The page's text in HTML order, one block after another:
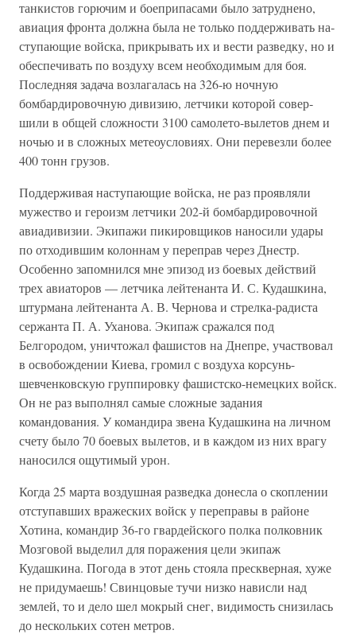
танкистов горючим и боеприпасами было за­труднено,
авиация фронта должна была не только поддерживать на­
ступающие войска, прикрывать их и вести разведку, но и
обеспечивать по воздуху всем необходимым для боя.
Последняя задача возлагалась на 326-ю ночную
бомбардировочную дивизию, летчики которой совер­
шили в общей сложности 3100 самолето-вылетов днем и
ночью и в сложных метеоусловиях. Они перевезли более
400 тонн грузов.
Поддерживая наступающие войска, не раз проявляли
мужество и героизм летчики 202-й бомбардировочной
авиадивизии. Экипажи пикировщиков наносили удары
по отходившим колоннам у переправ через Днестр.
Особенно запомнился мне эпизод из боевых действий
трех авиаторов — летчика лейтенанта И. С. Кудашкина,
штурмана лейтенанта А. В. Чернова и стрелка-радиста
сержанта П. А. Уханова. Экипаж сражался под
Белгородом, уничтожал фашистов на Днепре, участвовал
в освобождении Киева, громил с воздуха корсунь-
шевченковскую группировку фашистско-немецких войск.
Он не раз выпол­нял самые сложные задания
командования. У командира звена Ку­дашкина на личном
счету было 70 боевых вылетов, и в каждом из них врагу
наносился ощутимый урон.
Когда 25 марта воздушная разведка донесла о скоплении
отступав­ших вражеских войск у переправы в районе
Хотина, командир 36-го гвардейского полка полковник
Мозговой выделил для поражения це­ли экипаж
Кудашкина. Погода в этот день стояла прескверная, хуже
не придумаешь! Свинцовые тучи низко нависли над
землей, то и дело шел мокрый снег, видимость снизилась
до нескольких сотен метров.